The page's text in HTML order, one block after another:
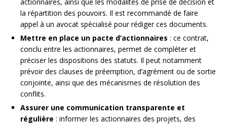
la répartition des pouvoirs. Il est recommandé de faire
appel à un avocat spécialisé pour rédiger ces documents.
Mettre en place un pacte d’actionnaires : ce contrat,
conclu entre les actionnaires, permet de compléter et
préciser les dispositions des statuts. Il peut notamment
prévoir des clauses de préemption, d’agrément ou de sortie
conjointe, ainsi que des mécanismes de résolution des
conflits.
Assurer une communication transparente et
régulière : informer les actionnaires des projets, des